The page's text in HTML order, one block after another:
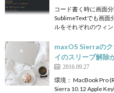
コード書く時に画面
SublimeTextでも画面
ルをそれぞれのウィ
maxOS Sierraの
イのスリープ解除
2016.09.27
環境： MacBook Pro
Sierra 10.12 Apple